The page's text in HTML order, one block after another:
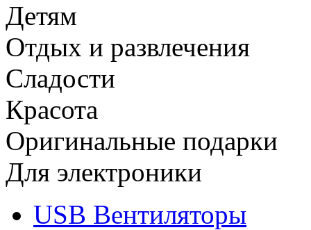
Детям
Отдых и развлечения
Сладости
Красота
Оригинальные подарки
Для электроники
USB Вентиляторы